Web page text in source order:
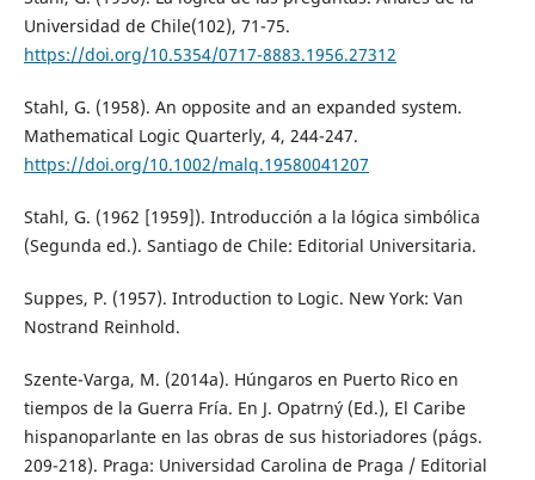
Universidad de Chile(102), 71-75.
https://doi.org/10.5354/0717-8883.1956.27312
Stahl, G. (1958). An opposite and an expanded system.
Mathematical Logic Quarterly, 4, 244-247.
https://doi.org/10.1002/malq.19580041207
Stahl, G. (1962 [1959]). Introducción a la lógica simbólica
(Segunda ed.). Santiago de Chile: Editorial Universitaria.
Suppes, P. (1957). Introduction to Logic. New York: Van
Nostrand Reinhold.
Szente-Varga, M. (2014a). Húngaros en Puerto Rico en
tiempos de la Guerra Fría. En J. Opatrný (Ed.), El Caribe
hispanoparlante en las obras de sus historiadores (págs.
209-218). Praga: Universidad Carolina de Praga / Editorial